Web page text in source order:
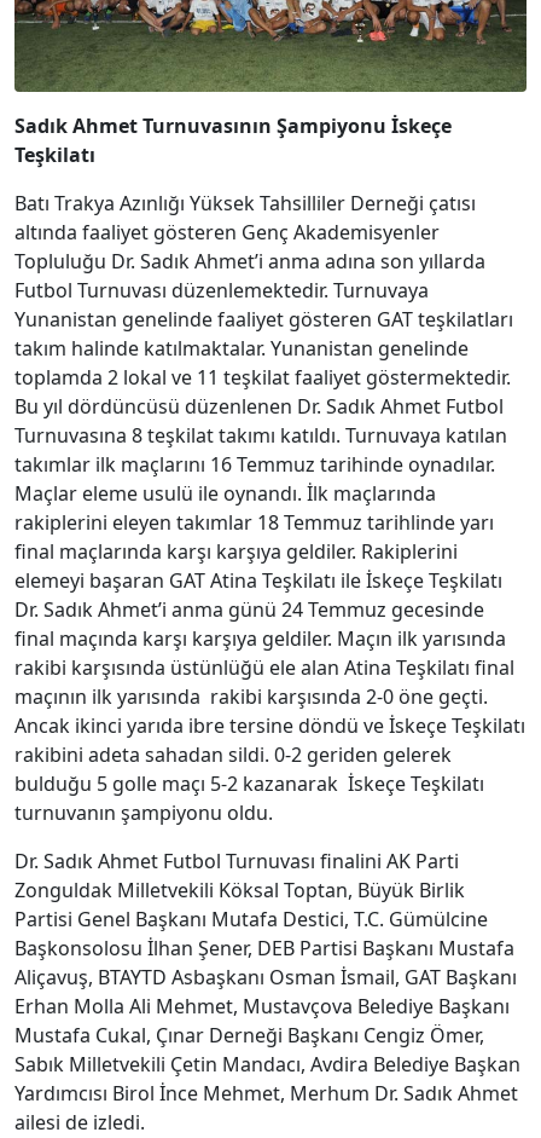
Sadık Ahmet Turnuvasının Şampiyonu İskeçe
Teşkilatı
Batı Trakya Azınlığı Yüksek Tahsilliler Derneği çatısı
altında faaliyet gösteren Genç Akademisyenler
Topluluğu Dr. Sadık Ahmet’i anma adına son yıllarda
Futbol Turnuvası düzenlemektedir. Turnuvaya
Yunanistan genelinde faaliyet gösteren GAT teşkilatları
takım halinde katılmaktalar. Yunanistan genelinde
toplamda 2 lokal ve 11 teşkilat faaliyet göstermektedir.
Bu yıl dördüncüsü düzenlenen Dr. Sadık Ahmet Futbol
Turnuvasına 8 teşkilat takımı katıldı. Turnuvaya katılan
takımlar ilk maçlarını 16 Temmuz tarihinde oynadılar.
Maçlar eleme usulü ile oynandı. İlk maçlarında
rakiplerini eleyen takımlar 18 Temmuz tarihlinde yarı
final maçlarında karşı karşıya geldiler. Rakiplerini
elemeyi başaran GAT Atina Teşkilatı ile İskeçe Teşkilatı
Dr. Sadık Ahmet’i anma günü 24 Temmuz gecesinde
final maçında karşı karşıya geldiler. Maçın ilk yarısında
rakibi karşısında üstünlüğü ele alan Atina Teşkilatı final
maçının ilk yarısında rakibi karşısında 2-0 öne geçti.
Ancak ikinci yarıda ibre tersine döndü ve İskeçe Teşkilatı
rakibini adeta sahadan sildi. 0-2 geriden gelerek
bulduğu 5 golle maçı 5-2 kazanarak İskeçe Teşkilatı
turnuvanın şampiyonu oldu.
Dr. Sadık Ahmet Futbol Turnuvası finalini AK Parti
Zonguldak Milletvekili Köksal Toptan, Büyük Birlik
Partisi Genel Başkanı Mutafa Destici, T.C. Gümülcine
Başkonsolosu İlhan Şener, DEB Partisi Başkanı Mustafa
Aliçavuş, BTAYTD Asbaşkanı Osman İsmail, GAT Başkanı
Erhan Molla Ali Mehmet, Mustavçova Belediye Başkanı
Mustafa Cukal, Çınar Derneği Başkanı Cengiz Ömer,
Sabık Milletvekili Çetin Mandacı, Avdira Belediye Başkan
Yardımcısı Birol İnce Mehmet, Merhum Dr. Sadık Ahmet
ailesi de izledi.